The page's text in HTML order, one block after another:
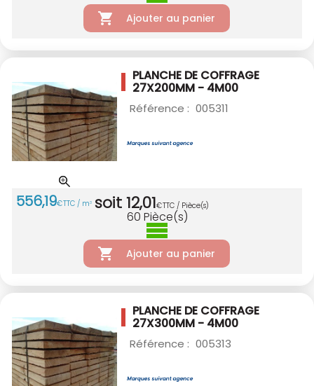
Ajouter au panier
PLANCHE DE COFFRAGE
27X200MM - 4M00
Référence : 005311
556,19€TTC / m3 soit12,01€TTC / Pièce(s)
60 Pièce(s)
Ajouter au panier
PLANCHE DE COFFRAGE
27X300MM - 4M00
Référence : 005313